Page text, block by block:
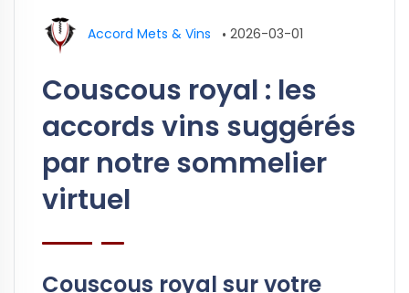
Accord Mets & Vins • 2026-03-01
Couscous royal : les
accords vins suggérés
par notre sommelier
virtuel
Couscous royal sur votre